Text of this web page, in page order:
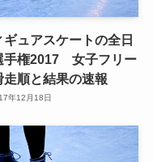
ギュアスケートの全日
手権2017 女子フリー
走順と結果の速報
年12月18日